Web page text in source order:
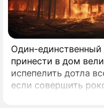
Один-единственный
принести в дом
испепелить дотла
если совершить
6 августа 2026